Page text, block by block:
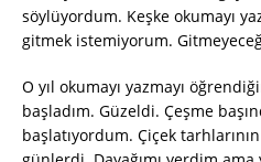
söylüyordum. Keşke okumayı
gitmek istemiyorum.
O yıl okumayı yazmayı
başladım. Güzeldi. Çeşme
başlatıyordum. Çiçek